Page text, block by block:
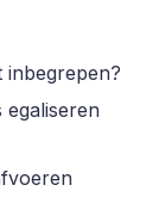
inbegrepen?